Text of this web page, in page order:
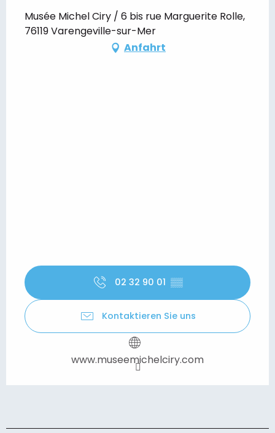
Musée Michel Ciry / 6 bis rue Marguerite Rolle,
76119 Varengeville-sur-Mer
Anfahrt
02 32 90 01 ▒▒
Kontaktieren Sie uns
www.museemichelciry.com